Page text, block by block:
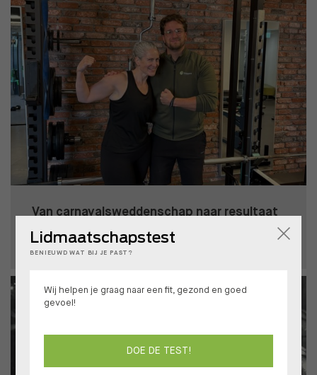
Van carnavalsweddenschap naar resultaat
BIANCA
Lidmaatschapstest
BENIEUWD WAT BIJ JE PAST?
Wij helpen je graag naar een fit, gezond en goed
gevoel!
DOE DE TEST!